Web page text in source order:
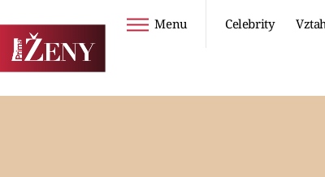
Menu Celebrity